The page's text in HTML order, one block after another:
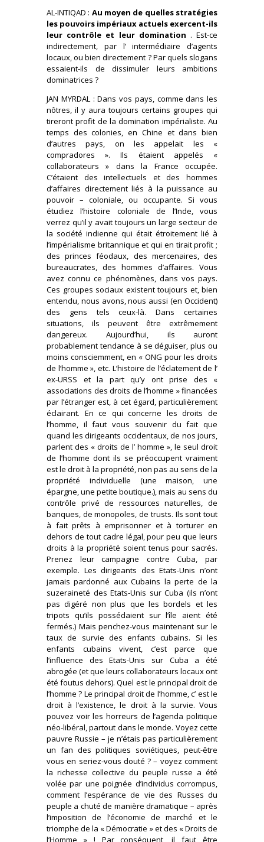
AL-INTIQAD : Au moyen de quelles stratégies
les pouvoirs impériaux actuels exercent-ils
leur contrôle et leur domination . Est-ce
indirectement, par l’ intermédiaire d’agents
locaux, ou bien directement ? Par quels slogans
essaient-ils de dissimuler leurs ambitions
dominatrices ?
JAN MYRDAL : Dans vos pays, comme dans les
nôtres, il y aura toujours certains groupes qui
tireront profit de la domination impérialiste. Au
temps des colonies, en Chine et dans bien
d’autres pays, on les appelait les «
compradores ». Ils étaient appelés «
collaborateurs » dans la France occupée.
C’étaient des intellectuels et des hommes
d’affaires directement liés à la puissance au
pouvoir – coloniale, ou occupante. Si vous
étudiez l’histoire coloniale de l’Inde, vous
verrez qu’il y avait toujours un large secteur de
la société indienne qui était étroitement lié à
l’impérialisme britannique et qui en tirait profit ;
des princes féodaux, des mercenaires, des
bureaucrates, des hommes d’affaires. Vous
avez connu ce phénomènes, dans vos pays.
Ces groupes sociaux existent toujours et, bien
entendu, nous avons, nous aussi (en Occident)
des gens tels ceux-là. Dans certaines
situations, ils peuvent être extrêmement
dangereux. Aujourd’hui, ils auront
probablement tendance à se déguiser, plus ou
moins consciemment, en « ONG pour les droits
de l’homme », etc. L’histoire de l’éclatement de l’
ex-URSS et la part qu’y ont prise des «
associations des droits de l’homme » financées
par l’étranger est, à cet égard, particulièrement
éclairant. En ce qui concerne les droits de
l’homme, il faut vous souvenir du fait que
quand les dirigeants occidentaux, de nos jours,
parlent des « droits de l’ homme », le seul droit
de l’homme dont ils se préoccupent vraiment
est le droit à la propriété, non pas au sens de la
propriété individuelle (une maison, une
épargne, une petite boutique.), mais au sens du
contrôle privé de ressources naturelles, de
banques, de monopoles, de trusts. Ils sont tout
à fait prêts à emprisonner et à torturer en
dehors de tout cadre légal, pour peu que leurs
droits à la propriété soient tenus pour sacrés.
Prenez leur campagne contre Cuba, par
exemple. Les dirigeants des Etats-Unis n’ont
jamais pardonné aux Cubains la perte de la
suzeraineté des Etats-Unis sur Cuba (ils n’ont
pas digéré non plus que les bordels et les
tripots qu’ils possédaient sur l’île aient été
fermés.) Mais penchez-vous maintenant sur le
taux de survie des enfants cubains. Si les
enfants cubains vivent, c’est parce que
l’influence des Etats-Unis sur Cuba a été
abrogée (et que leurs collaborateurs locaux ont
été foutus dehors). Quel est le principal droit de
l’homme ? Le principal droit de l’homme, c’ est le
droit à l’existence, le droit à la survie. Vous
pouvez voir les horreurs de l’agenda politique
néo-libéral, partout dans le monde. Voyez cette
pauvre Russie – je n’étais pas particulièrement
un fan des politiques soviétiques, peut-être
vous en seriez-vous douté ? – voyez comment
la richesse collective du peuple russe a été
volée par une poignée d’individus corrompus,
comment l’espérance de vie des Russes du
peuple a chuté de manière dramatique – après
l’imposition de l’économie de marché et le
triomphe de la « Démocratie » et des « Droits de
l’Homme » ! Par conséquent, il faut être